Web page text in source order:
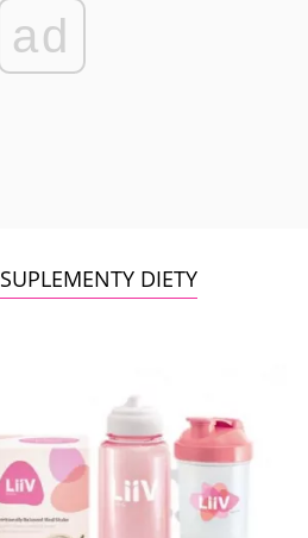
ad
DIETY